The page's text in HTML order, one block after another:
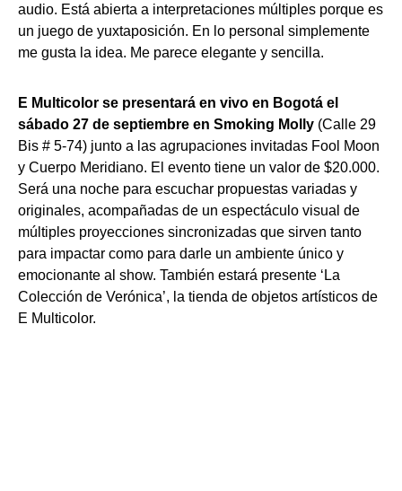
audio. Está abierta a interpretaciones múltiples porque es
un juego de yuxtaposición. En lo personal simplemente
me gusta la idea. Me parece elegante y sencilla.
E Multicolor se presentará en vivo en Bogotá el
sábado 27 de septiembre en Smoking Molly (Calle 29
Bis # 5-74) junto a las agrupaciones invitadas Fool Moon
y Cuerpo Meridiano. El evento tiene un valor de $20.000.
Será una noche para escuchar propuestas variadas y
originales, acompañadas de un espectáculo visual de
múltiples proyecciones sincronizadas que sirven tanto
para impactar como para darle un ambiente único y
emocionante al show. También estará presente ‘La
Colección de Verónica’, la tienda de objetos artísticos de
E Multicolor.